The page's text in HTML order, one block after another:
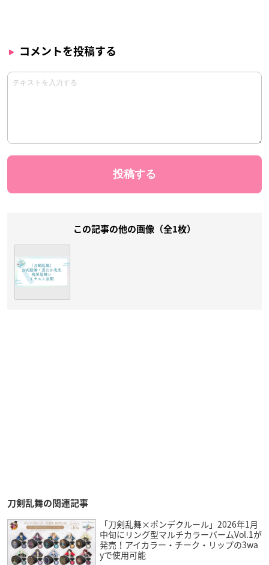
コメントを投稿する
この記事の他の画像（全1枚）
刀剣乱舞の関連記事
「刀剣乱舞×ポンデクルール」2026年1月
中旬にリング型マルチカラーバームVol.1が
発売！アイカラー・チーク・リップの3wa
yで使用可能